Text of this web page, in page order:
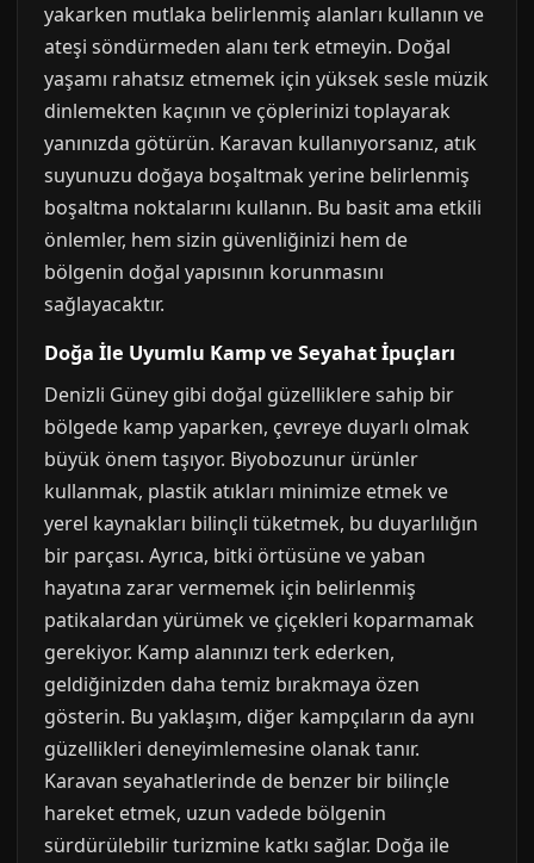
yakarken mutlaka belirlenmiş alanları kullanın ve
ateşi söndürmeden alanı terk etmeyin. Doğal
yaşamı rahatsız etmemek için yüksek sesle müzik
dinlemekten kaçının ve çöplerinizi toplayarak
yanınızda götürün. Karavan kullanıyorsanız, atık
suyunuzu doğaya boşaltmak yerine belirlenmiş
boşaltma noktalarını kullanın. Bu basit ama etkili
önlemler, hem sizin güvenliğinizi hem de
bölgenin doğal yapısının korunmasını
sağlayacaktır.
Doğa İle Uyumlu Kamp ve Seyahat İpuçları
Denizli Güney gibi doğal güzelliklere sahip bir
bölgede kamp yaparken, çevreye duyarlı olmak
büyük önem taşıyor. Biyobozunur ürünler
kullanmak, plastik atıkları minimize etmek ve
yerel kaynakları bilinçli tüketmek, bu duyarlılığın
bir parçası. Ayrıca, bitki örtüsüne ve yaban
hayatına zarar vermemek için belirlenmiş
patikalardan yürümek ve çiçekleri koparmamak
gerekiyor. Kamp alanınızı terk ederken,
geldiğinizden daha temiz bırakmaya özen
gösterin. Bu yaklaşım, diğer kampçıların da aynı
güzellikleri deneyimlemesine olanak tanır.
Karavan seyahatlerinde de benzer bir bilinçle
hareket etmek, uzun vadede bölgenin
sürdürülebilir turizmine katkı sağlar. Doğa ile